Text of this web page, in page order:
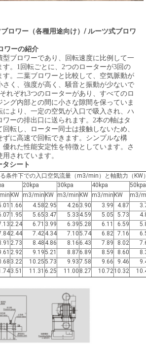
ロワー（各種用途向け）/ ルーツ式ブロワ
ワーの紹介
型ブロワーであり、回転速度に比例して一
す。1回転ごとに、2つのローターが3回の
す。二葉ブロワーと比較して、空気脈動が
さく、強度が高く、騒音と振動が少ないで
れぞれ3つのローターがあり、すべてのロ
ング内部との間に小さな隙間を保っていま
により、一定の空気が入口で吸入され、ハ
ワーの排出口に送られます。2本の軸はタ
転し、ローター同士は接触しないため、
ずに高速で回転できます。シンプルな構
優れた性能安定性を特徴としています。さ
されています。
シート
条件下での入口空気流量（m3/min）と軸動力（KW
20kpa 30kpa 40kpa
50kpa
KW m3/min KW m3/min KW m3/min KW
m3/
1.66 4.58 2.95 4.26 3.90 3.99 4.87
1.95 5.65 3.47 5.33 4.59 5.05 5.73
2.24 6.71 3.99 6.395.28 6.11 6.59
2.44 7.424.34 7.105.74 6.82 7.16
2.73 8.48 4.86 8.16 6.43 7.89 8.02
2.92 9.195.21 8.87 6.89 8.59 8.60
3.22 10.255.73 9.937.58 9.66 9.46
3.51 11.31 6.25 11.00 8.27 10.7210.32